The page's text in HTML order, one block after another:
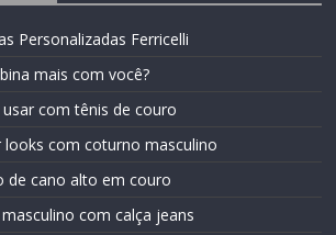
Personalizadas Ferricelli
mais com você?
com tênis de couro
looks com coturno masculino
de cano alto em couro
com calça jeans